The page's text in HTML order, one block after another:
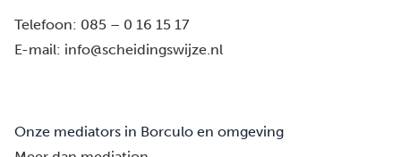
Telefoon: 085 – 0 16 15 17
E-mail: info@scheidingswijze.nl
Onze mediators in Borculo en omgeving